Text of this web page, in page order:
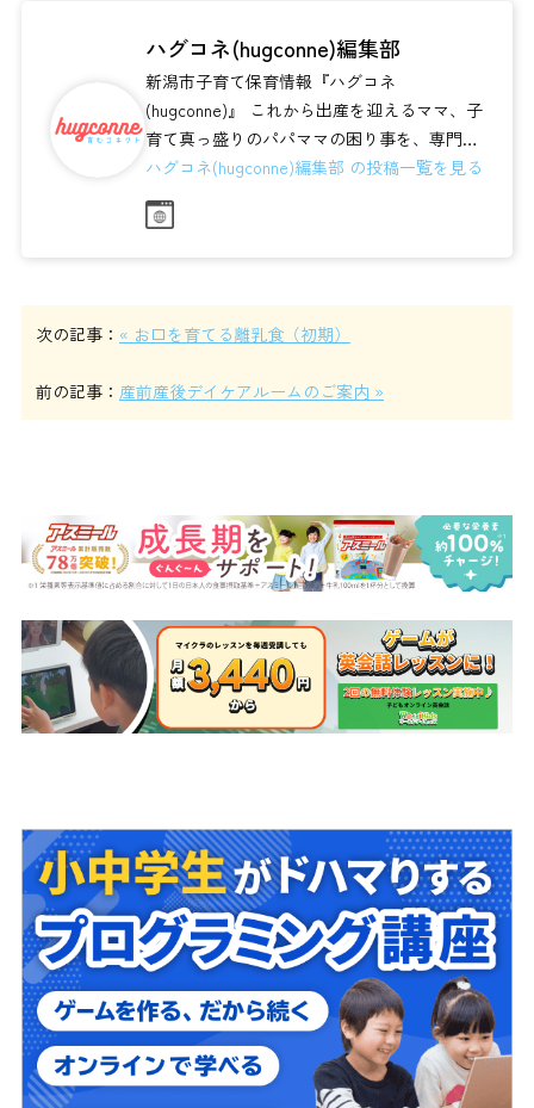
ハグコネ(hugconne)編集部
新潟市子育て保育情報『ハグコネ
(hugconne)』 これから出産を迎えるママ、子
育て真っ盛りのパパママの困り事を、専門分
野の方々、同じ悩みを持つ皆様とを繋い...
ハグコネ(hugconne)編集部 の投稿一覧を見る
次の記事： « お口を育てる離乳食（初期）
前の記事： 産前産後デイケアルームのご案内 »